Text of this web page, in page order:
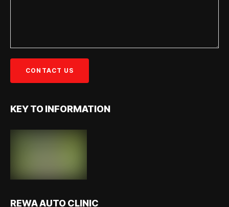
KEY TO INFORMATION
REWA AUTO CLINIC